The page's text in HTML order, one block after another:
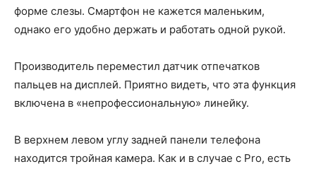
форме слезы. Смартфон не кажется маленьким,
однако его удобно держать и работать одной рукой.
Производитель переместил датчик отпечатков
пальцев на дисплей. Приятно видеть, что эта функция
включена в «непрофессиональную» линейку.
В верхнем левом углу задней панели телефона
находится тройная камера. Как и в случае с Pro, есть